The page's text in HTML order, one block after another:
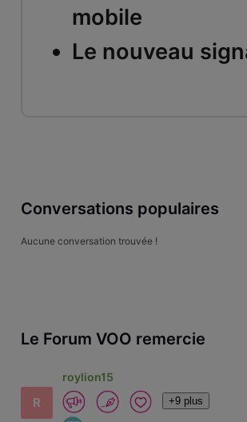
mobile
Le nouveau
Conversations populaires
Aucune conversation trouvée !
Le Forum VOO remercie
R
roylion15
+9 plus